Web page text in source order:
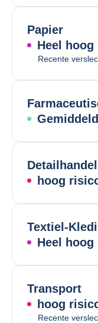
Papier
Heel
Recente
Detailhandel
hoog
Textiel-
Heel
Transport
hoog
Recente